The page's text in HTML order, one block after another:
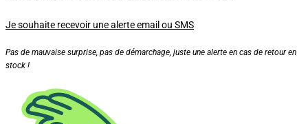
Je souhaite recevoir une alerte email ou SMS
Pas de mauvaise surprise, pas de démarchage, juste une alerte en cas de retour en
stock !